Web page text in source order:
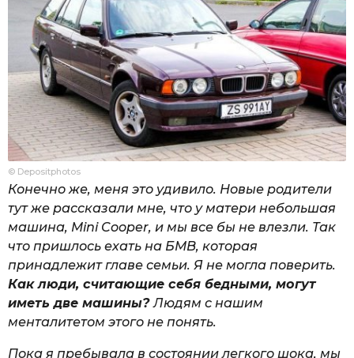
© Depositphotos
Конечно же, меня это удивило. Новые родители
тут же рассказали мне, что у матери небольшая
машина, Mini Cooper, и мы все бы не влезли. Так
что пришлось ехать на БМВ, которая
принадлежит главе семьи. Я не могла поверить.
Как люди, считающие себя бедными, могут
иметь две машины?Людям с нашим
менталитетом этого не понять.
Пока я пребывала в состоянии легкого шока, мы